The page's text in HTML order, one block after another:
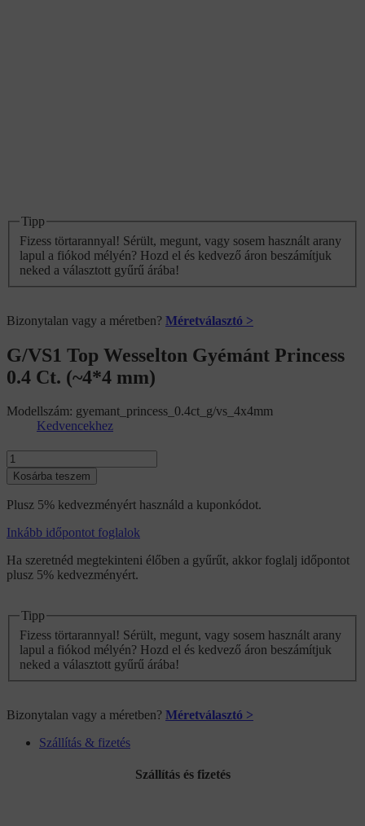
Tipp
Fizess törtarannyal! Sérült, megunt, vagy sosem használt arany
lapul a fiókod mélyén? Hozd el és kedvező áron beszámítjuk
neked a választott gyűrű árába!
Bizonytalan vagy a méretben? Méretválasztó >
G/VS1 Top Wesselton Gyémánt Princess
0.4 Ct. (~4*4 mm)
Modellszám: gyemant_princess_0.4ct_g/vs_4x4mm
Kedvencekhez
G/VS1
Top
Wesselton
Gyémánt
0.4
(~4*4
mm)
Kosárba teszem
Plusz 5% kedvezményért használd a kuponkódot.
Inkább időpontot foglalok
Ha szeretnéd megtekinteni élőben a gyűrűt, akkor foglalj időpontot
plusz 5% kedvezményért.
Tipp
Fizess törtarannyal! Sérült, megunt, vagy sosem használt arany
lapul a fiókod mélyén? Hozd el és kedvező áron beszámítjuk
neked a választott gyűrű árába!
Bizonytalan vagy a méretben? Méretválasztó >
Szállítás & fizetés
Szállítás és fizetés